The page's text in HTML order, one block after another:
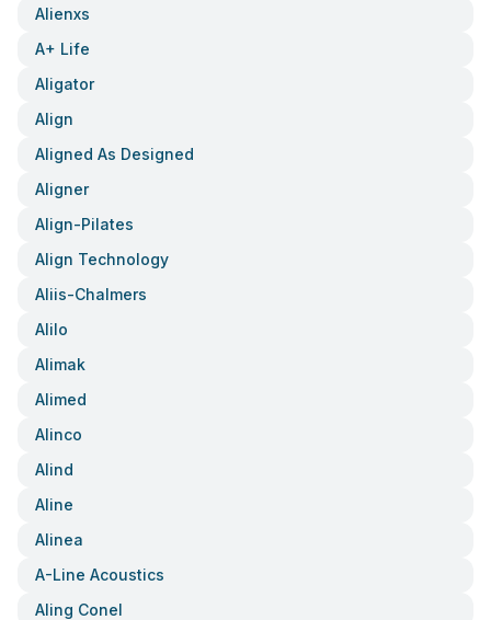
Alienxs
A+ Life
Aligator
Align
Aligned As Designed
Aligner
Align-Pilates
Align Technology
Aliis-Chalmers
Alilo
Alimak
Alimed
Alinco
Alind
Aline
Alinea
A-Line Acoustics
Aling Conel